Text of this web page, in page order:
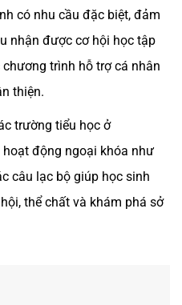
có nhu cầu đặc biệt, đảm
nhận được cơ hội học tập
trình hỗ trợ cá nhân
thiện.
trường tiểu học ở
động ngoại khóa như
câu lạc bộ giúp học sinh
thể chất và khám phá sở